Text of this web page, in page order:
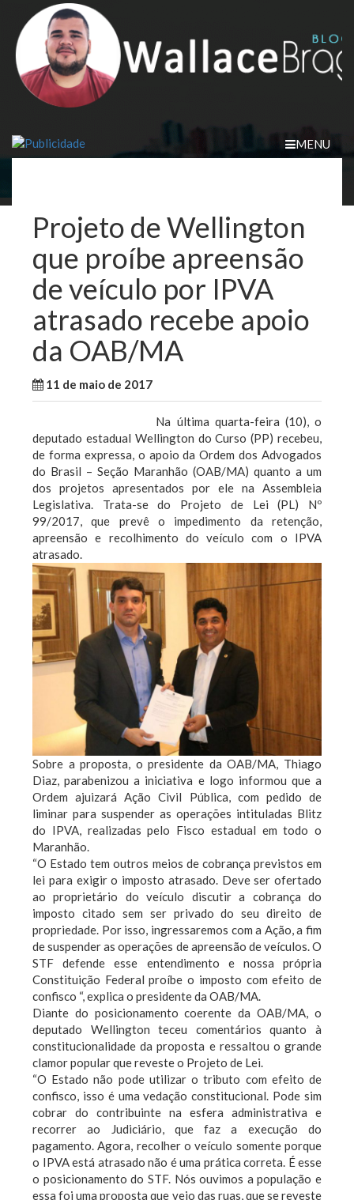
content
MENU
Projeto de Wellington
que proíbe apreensão
de veículo por IPVA
atrasado recebe apoio
da OAB/MA
11 de maio de 2017
Na última quarta-feira (10), o
deputado estadual Wellington do Curso (PP) recebeu,
de forma expressa, o apoio da Ordem dos Advogados
do Brasil – Seção Maranhão (OAB/MA) quanto a um
dos projetos apresentados por ele na Assembleia
Legislativa. Trata-se do Projeto de Lei (PL) Nº
99/2017, que prevê o impedimento da retenção,
apreensão e recolhimento do veículo com o IPVA
atrasado.
Sobre a proposta, o presidente da OAB/MA, Thiago
Diaz, parabenizou a iniciativa e logo informou que a
Ordem ajuizará Ação Civil Pública, com pedido de
liminar para suspender as operações intituladas Blitz
do IPVA, realizadas pelo Fisco estadual em todo o
Maranhão.
“O Estado tem outros meios de cobrança previstos em
lei para exigir o imposto atrasado. Deve ser ofertado
ao proprietário do veículo discutir a cobrança do
imposto citado sem ser privado do seu direito de
propriedade. Por isso, ingressaremos com a Ação, a fim
de suspender as operações de apreensão de veículos. O
STF defende esse entendimento e nossa própria
Constituição Federal proíbe o imposto com efeito de
confisco “, explica o presidente da OAB/MA.
Diante do posicionamento coerente da OAB/MA, o
deputado Wellington teceu comentários quanto à
constitucionalidade da proposta e ressaltou o grande
clamor popular que reveste o Projeto de Lei.
“O Estado não pode utilizar o tributo com efeito de
confisco, isso é uma vedação constitucional. Pode sim
cobrar do contribuinte na esfera administrativa e
recorrer ao Judiciário, que faz a execução do
pagamento. Agora, recolher o veículo somente porque
o IPVA está atrasado não é uma prática correta. É esse
o posicionamento do STF. Nós ouvimos a população e
essa foi uma proposta que veio das ruas, que se reveste